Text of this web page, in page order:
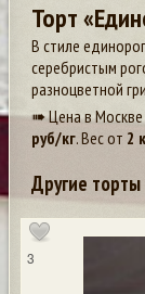
Торт
В стиле
серебристым
разноцветной
➠ Цена в Москве
руб/кг. Вес от 2
Другие торты
3